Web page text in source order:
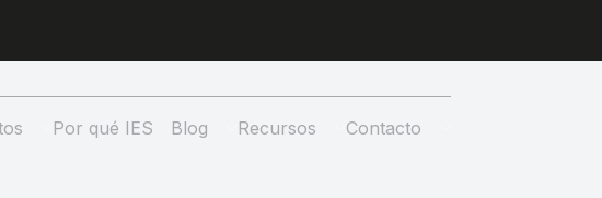
Por qué IES Blog Recursos Contacto